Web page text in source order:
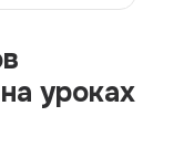
уроках